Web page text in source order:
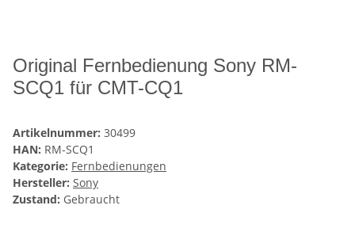
Original Fernbedienung Sony RM-
SCQ1 für CMT-CQ1
Artikelnummer: 30499
HAN: RM-SCQ1
Kategorie: Fernbedienungen
Hersteller: Sony
Zustand: Gebraucht